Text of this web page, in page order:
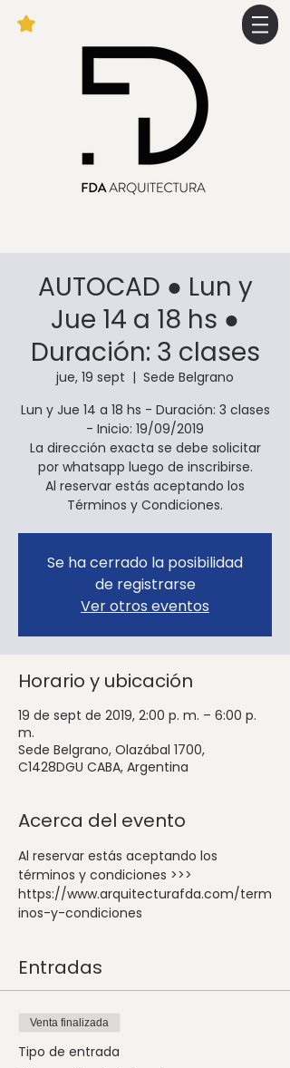
AUTOCAD ● Lun y
Jue 14 a 18 hs ●
Duración: 3 clases
jue, 19 sept
  |
Sede Belgrano
Lun y Jue 14 a 18 hs - Duración: 3 clases
- Inicio: 19/09/2019
La dirección exacta se debe solicitar
por whatsapp luego de inscribirse.
Al reservar estás aceptando los
Términos y Condiciones.
Se ha cerrado la posibilidad
de registrarse
Ver otros eventos
Horario y ubicación
19 de sept de 2019, 2:00 p. m. – 6:00 p.
m.
Sede Belgrano, Olazábal 1700,
C1428DGU CABA, Argentina
Acerca del evento
Al reservar estás aceptando los
términos y condiciones >>>
https://www.arquitecturafda.com/term
inos-y-condiciones
Entradas
Venta finalizada
Tipo de entrada